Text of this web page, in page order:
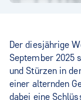
Der diesjährige
September 2025
und Stürzen in
einer alternden
dabei eine